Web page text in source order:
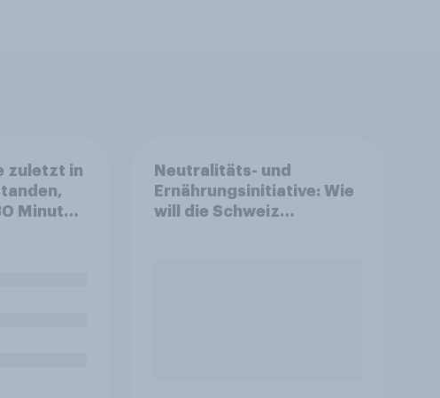
zuletzt in
Minuten
Neutralitäts- und
Ernährungsinitiative: Wie
will die Schweiz